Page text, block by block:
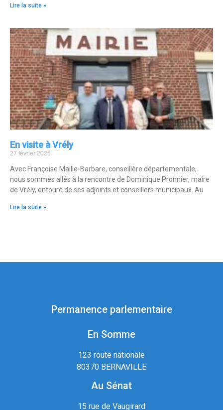
Lire la suite »
En visite à Vrély
27 février 2026
Avec Françoise Maille-Barbare, conseillère départementale,
nous sommes allés à la rencontre de Dominique Pronnier, maire
de Vrély, entouré de ses adjoints et conseillers municipaux. Au
Lire la suite »
Permanence parlementaire
En Somme
123 route nationale
80370 BERNAVILLE
Au Sénat
15 rue de Vaugirard